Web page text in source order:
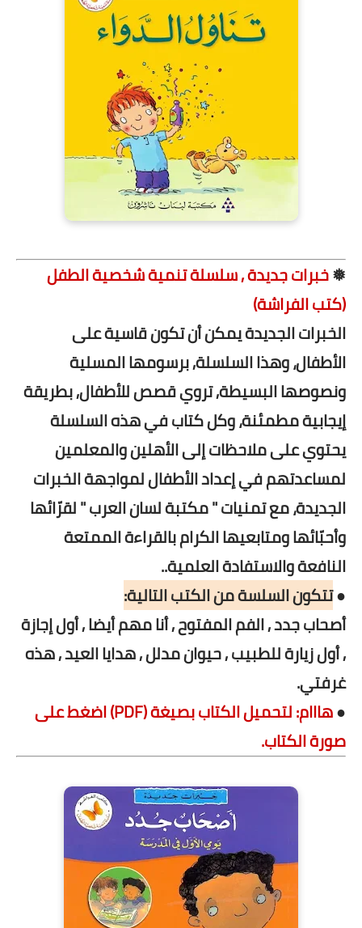
❅خبرات جديدة , سلسلة تنمية شخصية الطفل
(كتب الفراشة)
الخبرات الجديدة يمكن أن تكون قاسية على
الأطفال، وهذا السلسلة, برسومها المسلية
ونصوصها البسيطة, تروي قصص للأطفال, بطريقة
إيجابية مطمئنة، وكل كتاب في هذه السلسلة
يحتوي على ملاحظات إلى الأهلين والمعلمين
لمساعدتهم في إعداد الأطفال لمواجهة الخبرات
الجديدة، مع تمنيات " مكتبة لسان العرب " لقرّائها
وأحبّائها ومتابعيها الكرام بالقراءة الممتعة
النافعة والاستفادة العلمية..
●تتكون السلسة من الكتب التالية:
أصحاب جدد , الفم المفتوح , أنا مهم أيضا , أول إجازة
, أول زيارة للطبيب , حيوان مدلل , هدايا العيد , هذه
غرفتي.
●
هااام: لتحميل الكتاب بصيغة (PDF) اضغط على
صورة الكتاب.